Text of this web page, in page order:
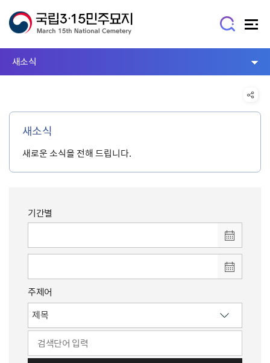
새소식
새소식
새로운 소식을 전해 드립니다.
기간별
주제어